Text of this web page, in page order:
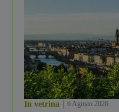
In vetrina 6 Agosto 2026